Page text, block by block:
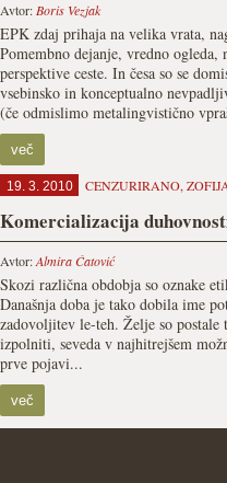
Avtor: Boris Vezjak
EPK zdaj prihaja na velika vrata,
Pomembno dejanje, vredno
perspektive ceste. In česa so se
vsebinsko in konceptualno
(če odmislimo metalingvistično
več
19. 3. 2010 CENZURIRANO,
Komercializacija
Avtor:Almira Ćatović
Skozi različna obdobja so oznake
Današnja doba je tako dobila ime
zadovoljitev le-teh. Želje so
izpolniti, seveda v najhitrejšem
prve pojavi...
več